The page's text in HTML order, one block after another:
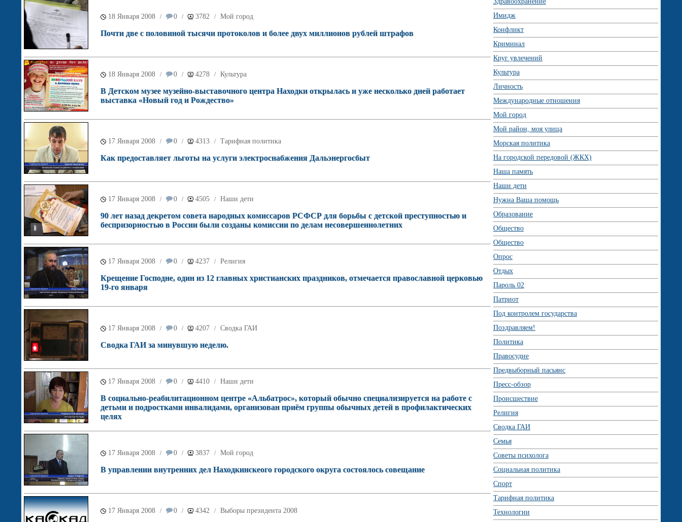
18 Января 2008 / 0 / 3782 / Мой город
Почти две с половиной тысячи протоколов и более двух миллионов рублей штрафов
18 Января 2008 / 0 / 4278 / Культура
В Детском музее музейно-выставочного центра Находки открылась и уже несколько дней работает
выставка «Новый год и Рождество»
17 Января 2008 / 0 / 4313 / Тарифная политика
Как предоставляет льготы на услуги электроснабжения Дальэнергосбыт
17 Января 2008 / 0 / 4505 / Наши дети
90 лет назад декретом совета народных комиссаров РСФСР для борьбы с детской преступностью и
беспризорностью в России были созданы комиссии по делам несовершеннолетних
17 Января 2008 / 0 / 4237 / Религия
Крещение Господне, один из 12 главных христианских праздников, отмечается православной церковью
19-го января
17 Января 2008 / 0 / 4207 / Сводка ГАИ
Сводка ГАИ за минувшую неделю.
17 Января 2008 / 0 / 4410 / Наши дети
В социально-реабилитационном центре «Альбатрос», который обычно специализируется на работе с
детьми и подростками инвалидами, организован приём группы обычных детей в профилактических
целях
17 Января 2008 / 0 / 3837 / Мой город
В управлении внутренних дел Находкинскеого городского округа состоялось совещание
17 Января 2008 / 0 / 4342 / Выборы президента 2008
Имидж
Конфликт
Криминал
Круг увлечений
Культура
Личность
Международные отношения
Мой город
Мой район, моя улица
Морская политика
На городской передовой (ЖКХ)
Наша память
Наши дети
Нужна Ваша помощь
Образование
Общество
Общество
Опрос
Отдых
Пароль 02
Патриот
Под контролем государства
Поздравляем!
Политика
Правосудие
Предвыборный пасьянс
Пресс-обзор
Происшествие
Религия
Сводка ГАИ
Семья
Советы психолога
Социальная политика
Спорт
Тарифная политика
Технологии